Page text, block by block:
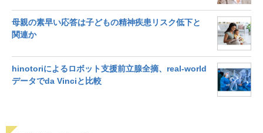
母親の素早い応答は子どもの精神疾患リスク低下と
関連か
hinotoriによるロボット支援前立腺全摘、real-world
データでda Vinciと比較